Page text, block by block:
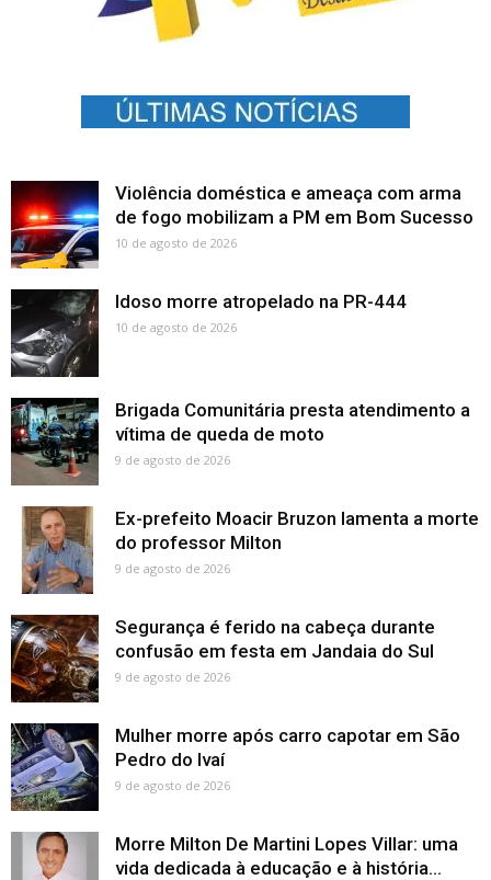
Violência doméstica e ameaça com arma
de fogo mobilizam a PM em Bom Sucesso
10 de agosto de 2026
Idoso morre atropelado na PR-444
10 de agosto de 2026
Brigada Comunitária presta atendimento a
vítima de queda de moto
9 de agosto de 2026
Ex-prefeito Moacir Bruzon lamenta a morte
do professor Milton
9 de agosto de 2026
Segurança é ferido na cabeça durante
confusão em festa em Jandaia do Sul
9 de agosto de 2026
Mulher morre após carro capotar em São
Pedro do Ivaí
9 de agosto de 2026
Morre Milton De Martini Lopes Villar: uma
vida dedicada à educação e à história...